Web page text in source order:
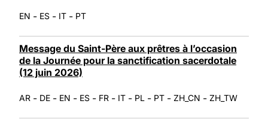
EN - ES - IT - PT
Message du Saint-Père aux prêtres à l’occasion
de la Journée pour la sanctification sacerdotale
(12 juin 2026)
AR - DE - EN - ES - FR - IT - PL - PT - ZH_CN - ZH_TW